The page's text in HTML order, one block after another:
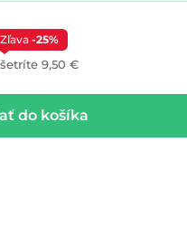
Zľava -25%
9,50 €
do košíka